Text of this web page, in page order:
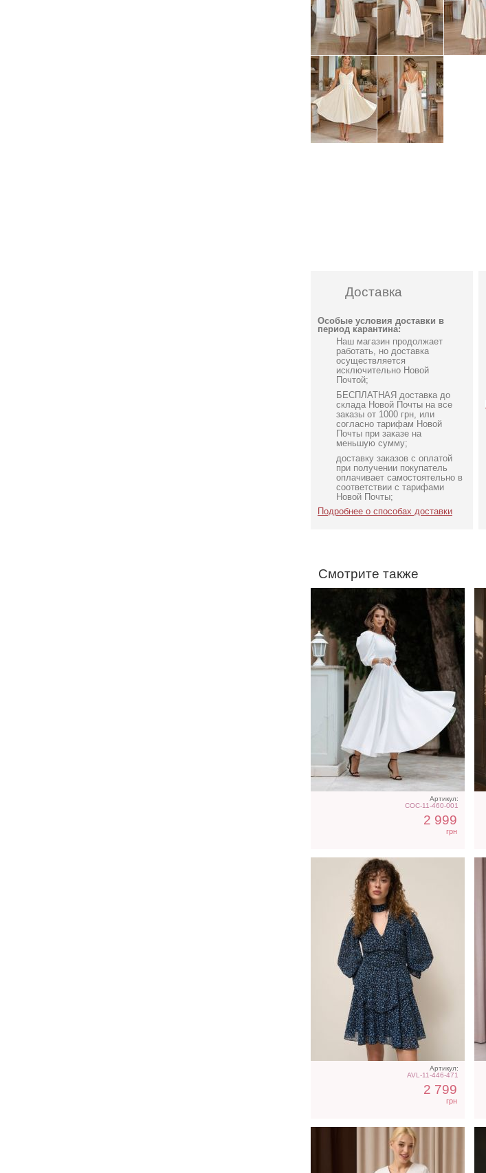
Доставка
Особые условия доставки в
период карантина:
Наш магазин продолжает
работать, но доставка
осуществляется
исключительно Новой
Почтой;
БЕСПЛАТНАЯ доставка до
склада Новой Почты на все
заказы от 1000 грн, или
согласно тарифам Новой
Почты при заказе на
меньшую сумму;
доставку заказов с оплатой
при получении покупатель
оплачивает самостоятельно в
соответствии с тарифами
Новой Почты;
Подробнее о способах доставки
Смотрите также
Нарядное элегантное
молочное платье миди
длины с открытой спинкой
Артикул:
COC-11-460-001
2 999
грн
Легкое шифоновое
короткое платье с
цветочным принтом
Артикул:
AVL-11-446-471
2 799
грн
Молочное атласное
платье миди с длинным
рукавом, на резинке